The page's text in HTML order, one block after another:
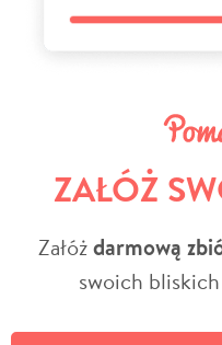
ZAŁÓŻ
Załóżdarmową
swoich